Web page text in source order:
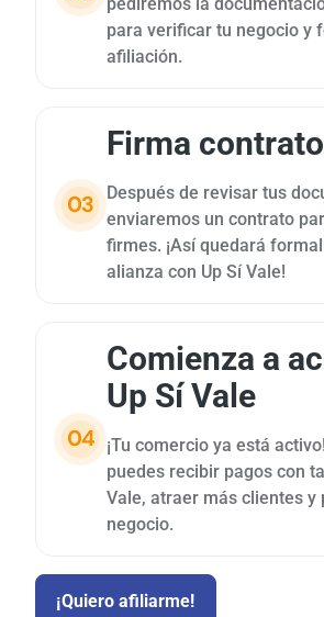
para verificar tu negocio y
afiliación.
Firma contrato
Después de revisar tus
enviaremos un contrato
firmes. ¡Así quedará
alianza con Up Sí Vale!
Comienza a
Up Sí Vale
¡Tu comercio ya está
puedes recibir pagos con
Vale, atraer más clientes y
negocio.
¡Quiero afiliarme!